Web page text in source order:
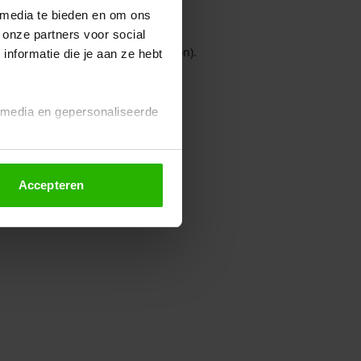
te bieden en om ons
partners voor social
die je aan ze hebt
en gepersonaliseerde
altijd wijzigen of
Accepteren
console for more information).